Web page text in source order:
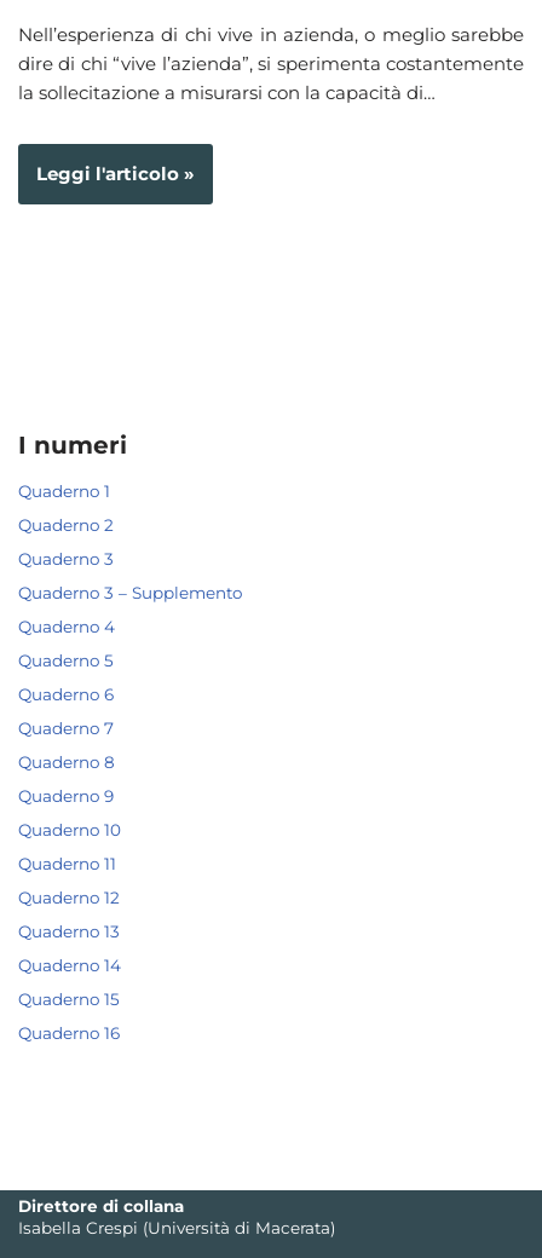
Nell’esperienza di chi vive in azienda, o meglio sarebbe
dire di chi “vive l’azienda”, si sperimenta costantemente
la sollecitazione a misurarsi con la capacità di…
Leggi l'articolo »
I numeri
Quaderno 1
Quaderno 2
Quaderno 3
Quaderno 3 – Supplemento
Quaderno 4
Quaderno 5
Quaderno 6
Quaderno 7
Quaderno 8
Quaderno 9
Quaderno 10
Quaderno 11
Quaderno 12
Quaderno 13
Quaderno 14
Quaderno 15
Quaderno 16
Direttore di collana
Isabella Crespi (Università di Macerata)